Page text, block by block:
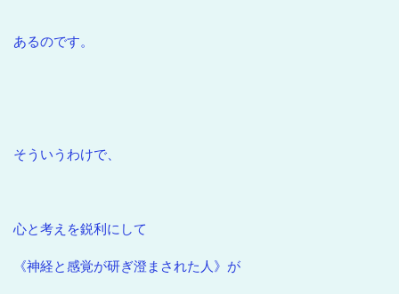
あるのです。
そういうわけで、
心と考えを鋭利にして
《神経と感覚が研ぎ澄まされた人》が